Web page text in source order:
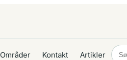
Områder Kontakt Artikler